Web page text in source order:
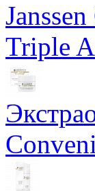
Triple